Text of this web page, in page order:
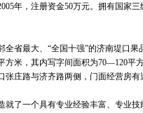
年，注册资金50万元。拥有国家三
最大、“全国十强”的济南堤口果
方米，其内写字间面积为70—120平
张庄路与济齐路两侧，门面经营房
了一个具有专业经验丰富、专业技